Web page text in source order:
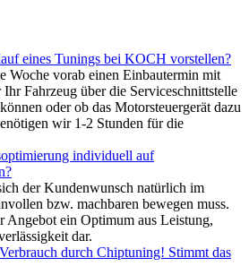
eines Tunings bei KOCH vorstellen?
Woche vorab einen Einbautermin mit
Fahrzeug über die Serviceschnittstelle
oder ob das Motorsteuergerät dazu
wir 1-2 Stunden für die
individuell auf
der Kundenwunsch natürlich im
bzw. machbaren bewegen muss.
Angebot ein Optimum aus Leistung,
dar.
durch Chiptuning! Stimmt das